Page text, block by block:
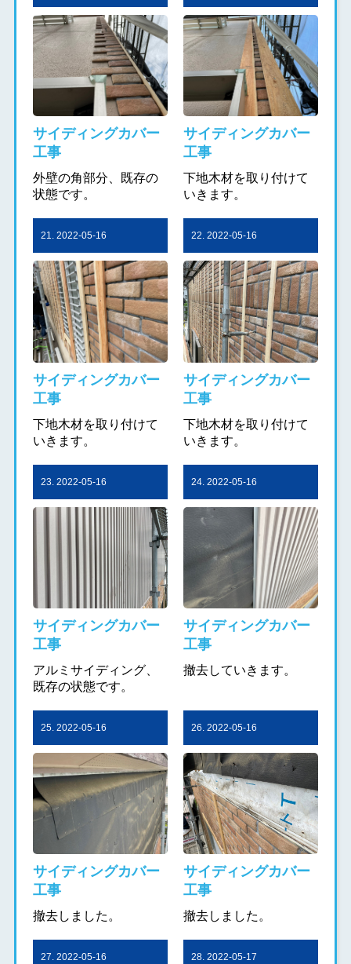
サイディングカバー
工事
外壁の角部分、既存の
状態です。
サイディングカバー
工事
下地木材を取り付けて
いきます。
21. 2022-05-16
サイディングカバー
工事
下地木材を取り付けて
いきます。
22. 2022-05-16
サイディングカバー
工事
下地木材を取り付けて
いきます。
23. 2022-05-16
サイディングカバー
工事
アルミサイディング、
既存の状態です。
24. 2022-05-16
サイディングカバー
工事
撤去していきます。
25. 2022-05-16
サイディングカバー
工事
撤去しました。
26. 2022-05-16
サイディングカバー
工事
撤去しました。
27. 2022-05-16 28. 2022-05-17